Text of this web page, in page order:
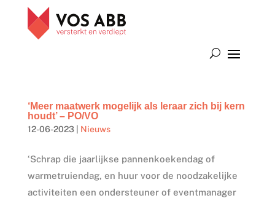
‘Meer maatwerk mogelijk als leraar zich bij kern
houdt’ – PO/VO
12-06-2023| Nieuws
‘Schrap die jaarlijkse pannenkoekendag of
warmetruiendag, en huur voor de noodzakelijke
activiteiten een ondersteuner of eventmanager